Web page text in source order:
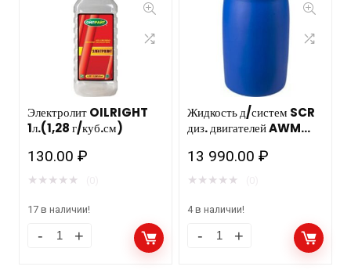
Электролит OILRIGHT
1л.(1,28 г/куб.см)
130.00₽
★ ★ ★ ★ ★
17 в наличии!
Жидкость д/систем SCR
диз. двигателей AWM
220л./1шт
13 990.00₽
★ ★ ★ ★ ★
4 в наличии!